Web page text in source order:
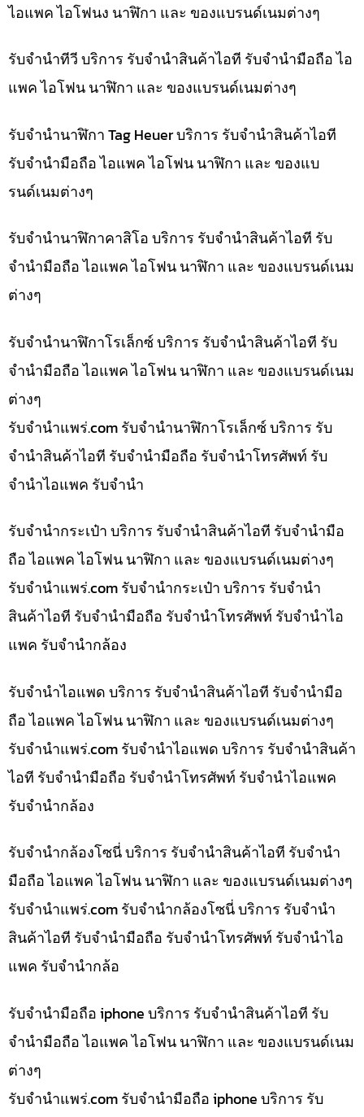
ไอแพค ไอโฟนง นาฬิกา และ ของแบรนด์เนมต่างๆ
รับจำนำทีวี บริการ รับจำนำสินค้าไอที รับจำนำมือถือ ไอ
แพค ไอโฟน นาฬิกา และ ของแบรนด์เนมต่างๆ
รับจำนำนาฬิกา Tag Heuer บริการ รับจำนำสินค้าไอที
รับจำนำมือถือ ไอแพค ไอโฟน นาฬิกา และ ของแบ
รนด์เนมต่างๆ
รับจำนำนาฬิกาคาสิโอ บริการ รับจำนำสินค้าไอที รับ
จำนำมือถือ ไอแพค ไอโฟน นาฬิกา และ ของแบรนด์เนม
ต่างๆ
รับจำนำนาฬิกาโรเล็กซ์ บริการ รับจำนำสินค้าไอที รับ
จำนำมือถือ ไอแพค ไอโฟน นาฬิกา และ ของแบรนด์เนม
ต่างๆ
รับจํานําแพร่.com รับจำนำนาฬิกาโรเล็กซ์ บริการ รับ
จำนำสินค้าไอที รับจำนำมือถือ รับจำนำโทรศัพท์ รับ
จำนำไอแพค รับจำนำ
รับจำนำกระเป๋า บริการ รับจำนำสินค้าไอที รับจำนำมือ
ถือ ไอแพค ไอโฟน นาฬิกา และ ของแบรนด์เนมต่างๆ
รับจํานําแพร่.com รับจำนำกระเป๋า บริการ รับจำนำ
สินค้าไอที รับจำนำมือถือ รับจำนำโทรศัพท์ รับจำนำไอ
แพค รับจำนำกล้อง
รับจำนำไอแพด บริการ รับจำนำสินค้าไอที รับจำนำมือ
ถือ ไอแพค ไอโฟน นาฬิกา และ ของแบรนด์เนมต่างๆ
รับจํานําแพร่.com รับจำนำไอแพด บริการ รับจำนำสินค้า
ไอที รับจำนำมือถือ รับจำนำโทรศัพท์ รับจำนำไอแพค
รับจำนำกล้อง
รับจำนำกล้องโซนี่ บริการ รับจำนำสินค้าไอที รับจำนำ
มือถือ ไอแพค ไอโฟน นาฬิกา และ ของแบรนด์เนมต่างๆ
รับจํานําแพร่.com รับจำนำกล้องโซนี่ บริการ รับจำนำ
สินค้าไอที รับจำนำมือถือ รับจำนำโทรศัพท์ รับจำนำไอ
แพค รับจำนำกล้อ
รับจำนำมือถือ iphone บริการ รับจำนำสินค้าไอที รับ
จำนำมือถือ ไอแพค ไอโฟน นาฬิกา และ ของแบรนด์เนม
ต่างๆ
รับจํานําแพร่.com รับจำนำมือถือ iphone บริการ รับ